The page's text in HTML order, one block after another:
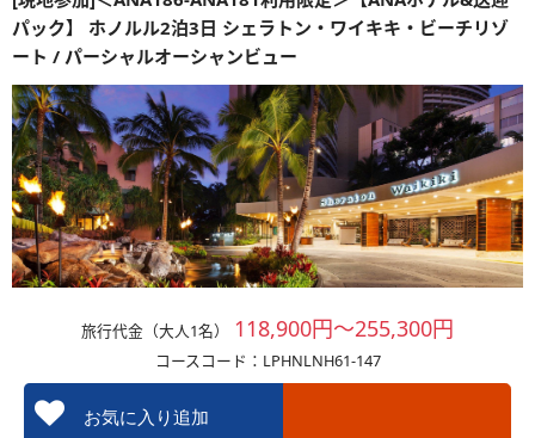
パック】 ホノルル2泊3日 シェラトン・ワイキキ・ビーチリゾ
ート / パーシャルオーシャンビュー
旅行代金（大人1名） 118,900円～255,300円
コースコード：LPHNLNH61-147
お気に入り追加